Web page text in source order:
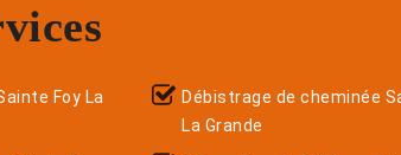
Foy La
Débistrage de cheminée
La Grande